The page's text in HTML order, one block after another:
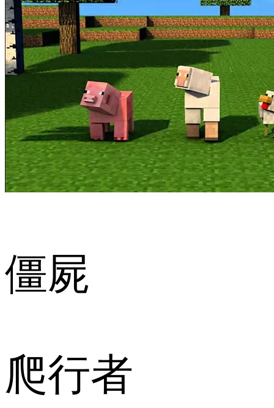
僵屍
爬行者